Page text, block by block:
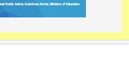
link to https://
link to https://10000.gov.tw/
link to https://
link to https://10000.gov.tw/
link to https://
link to https://
link to https://i.win.org.tw/
link to https://
link to https://
link to https://
link to https://